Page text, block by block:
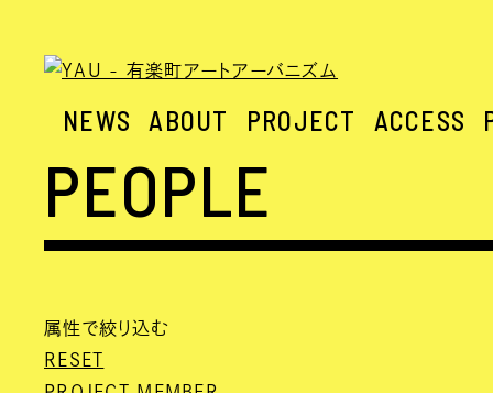
NEWS ABOUT PROJECT ACCESS
PEOPLE
属性で絞り込む
RESET